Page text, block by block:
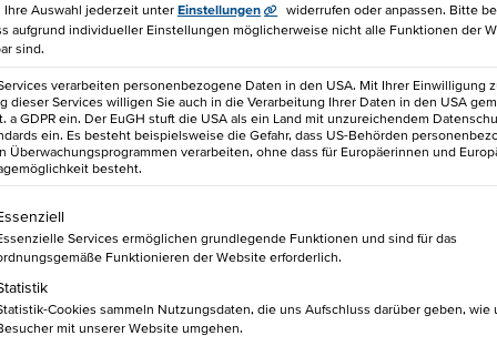
im Beruf
PLATZ
Ihre Auswahl jederzeit unter Einstellungen widerrufen oder anpassen. Bitte
aufgrund individueller Einstellungen möglicherweise nicht alle Funktionen der
sind.
verarbeiten personenbezogene Daten in den USA. Mit Ihrer Einwilligung
dieser Services willigen Sie auch in die Verarbeitung Ihrer Daten in den USA
a GDPR ein. Der EuGH stuft die USA als ein Land mit unzureichendem
ein. Es besteht beispielsweise die Gefahr, dass US-Behörden
Überwachungsprogrammen verarbeiten, ohne dass für Europäerinnen und
besteht.
eine Liste der Service-Gruppen, für die eine Einwilligung
Services ermöglichen grundlegende Funktionen und sind für das
Funktionieren der Website erforderlich.
Cookies sammeln Nutzungsdaten, die uns Aufschluss darüber geben, wie
mit unserer Website umgehen.